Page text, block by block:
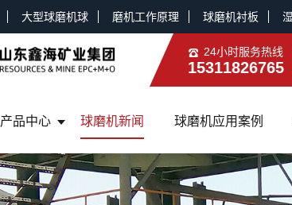
大型球磨机球 磨机工作原理 球磨机衬板
24小时服务热线
15311826765
产品中心 球磨机新闻 球磨机应用案例